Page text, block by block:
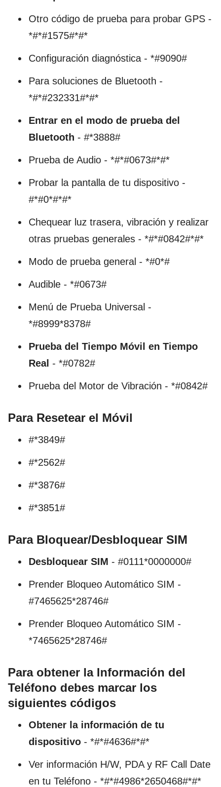
Otro código de prueba para probar GPS -
*#*#1575#*#*
Configuración diagnóstica - *#9090#
Para soluciones de Bluetooth -
*#*#232331#*#*
Entrar en el modo de prueba del
Bluetooth - #*3888#
Prueba de Audio - *#*#0673#*#*
Probar la pantalla de tu dispositivo -
#*#0*#*#*
Chequear luz trasera, vibración y realizar
otras pruebas generales - *#*#0842#*#*
Modo de prueba general - *#0*#
Audible - *#0673#
Menú de Prueba Universal -
*#8999*8378#
Prueba del Tiempo Móvil en Tiempo
Real - *#0782#
Prueba del Motor de Vibración - *#0842#
Para Resetear el Móvil
#*3849#
#*2562#
#*3876#
#*3851#
Para Bloquear/Desbloquear SIM
Desbloquear SIM - #0111*0000000#
Prender Bloqueo Automático SIM -
#7465625*28746#
Prender Bloqueo Automático SIM -
*7465625*28746#
Para obtener la Información del
Teléfono debes marcar los
siguientes códigos
Obtener la información de tu
dispositivo - *#*#4636#*#*
Ver información H/W, PDA y RF Call Date
en tu Teléfono - *#*#4986*2650468#*#*